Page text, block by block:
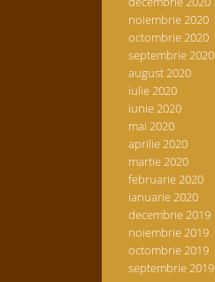
noiembrie 2020
octombrie 2020
septembrie 2020
august 2020
iulie 2020
iunie 2020
mai 2020
aprilie 2020
martie 2020
februarie 2020
ianuarie 2020
decembrie 2019
noiembrie 2019
octombrie 2019
septembrie 2019